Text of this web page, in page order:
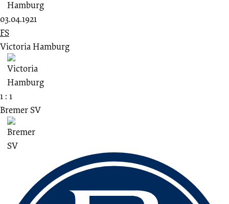
03.04.1921
FS
Victoria Hamburg
1 : 1
Bremer SV